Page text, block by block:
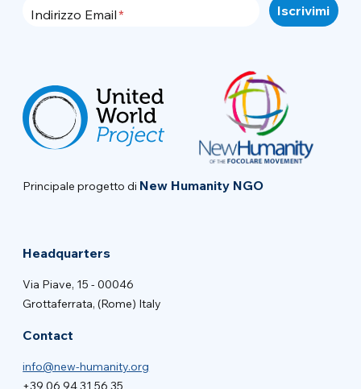
Indirizzo Email
Principale progetto di New Humanity NGO
Headquarters
Via Piave, 15 - 00046
Grottaferrata, (Rome) Italy
Contact
info@new-humanity.org
+39 06 94 31 56 35